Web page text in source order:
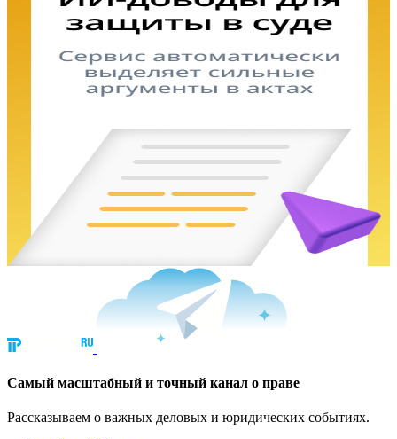
Cамый масштабный и точный канал о праве
Рассказываем о важных деловых и юридических событиях.